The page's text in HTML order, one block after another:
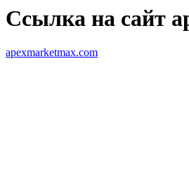
Ссылка на сайт
apexmarketmax.com